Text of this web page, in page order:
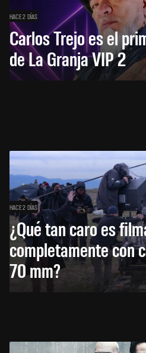
HACE 2 DÍAS
Carlos Trejo es el
de La Granja VIP 2
HACE 2 DÍAS
¿Qué tan caro es
completamente con
70 mm?